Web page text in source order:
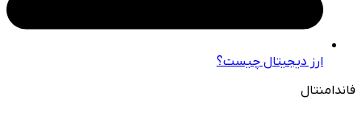
ارز دیجیتال چیست؟
فاندامنتال